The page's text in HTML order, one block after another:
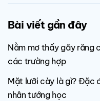
Bài viết gần đây
Nằm mơ thấy gãy răng
các trường hợp
Mặt lưỡi cày là gì? Đặc
nhân tướng học